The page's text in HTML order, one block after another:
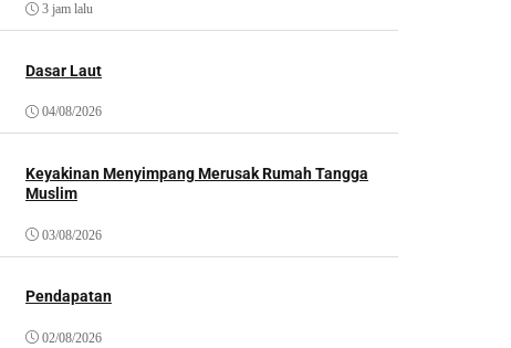
3 jam lalu
Dasar Laut
04/08/2026
Keyakinan Menyimpang Merusak Rumah Tangga
Muslim
03/08/2026
Pendapatan
02/08/2026